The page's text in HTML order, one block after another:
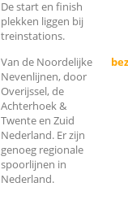
De start en finish
plekken liggen bij
treinstations.
Van de Noordelijke
Nevenlijnen, door
Overijssel, de
Achterhoek &
Twente en Zuid
Nederland. Er zijn
genoeg regionale
spoorlijnen in
Nederland.